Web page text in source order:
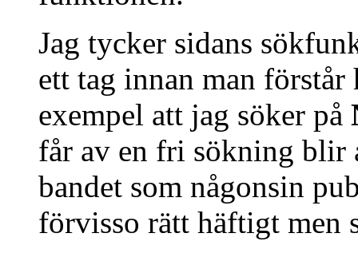
Jag tycker sidans
ett tag innan man
exempel att jag söker på
får av en fri sökning blir
bandet som någonsin
förvisso rätt häftigt men